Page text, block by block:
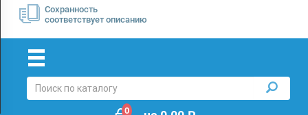
Сохранность
соответствует описанию
Оплата
0